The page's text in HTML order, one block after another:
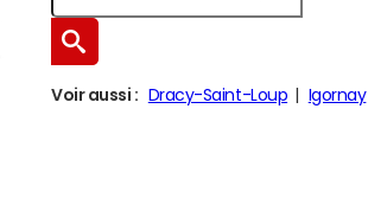
Voir aussi : Dracy-Saint-Loup Igornay